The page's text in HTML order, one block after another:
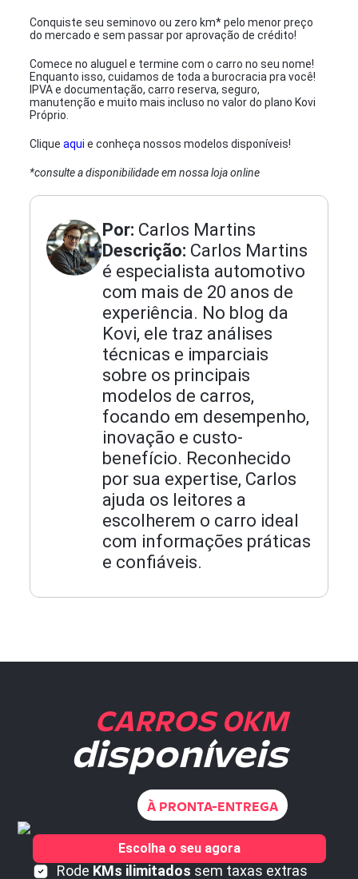
Conquiste seu seminovo ou zero km* pelo menor preço
do mercado e sem passar por aprovação de crédito!
Comece no aluguel e termine com o carro no seu nome!
Enquanto isso, cuidamos de toda a burocracia pra você!
IPVA e documentação, carro reserva, seguro,
manutenção e muito mais incluso no valor do plano Kovi
Próprio.
Cliqueaqui e conheça nossos modelos disponíveis!
*consulte a disponibilidade em nossa loja online
Por: Carlos Martins
Descrição: Carlos Martins
é especialista automotivo
com mais de 20 anos de
experiência. No blog da
Kovi, ele traz análises
técnicas e imparciais
sobre os principais
modelos de carros,
focando em desempenho,
inovação e custo-
benefício. Reconhecido
por sua expertise, Carlos
ajuda os leitores a
escolherem o carro ideal
com informações práticas
e confiáveis.
CARROS 0KM
disponíveis
À PRONTA-ENTREGA
Rode KMs ilimitados sem taxas extras
Escolha o seu agora